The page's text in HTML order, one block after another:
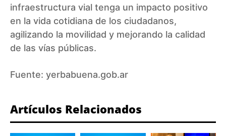
infraestructura vial tenga un impacto positivo
en la vida cotidiana de los ciudadanos,
agilizando la movilidad y mejorando la calidad
de las vías públicas.
Fuente: yerbabuena.gob.ar
Artículos Relacionados